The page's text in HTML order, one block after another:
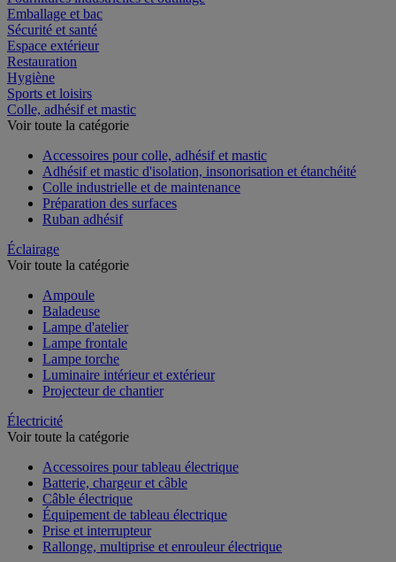
Emballage et bac
Sécurité et santé
Espace extérieur
Restauration
Hygiène
Sports et loisirs
Colle, adhésif et mastic
Voir toute la catégorie
Accessoires pour colle, adhésif et mastic
Adhésif et mastic d'isolation, insonorisation et étanchéité
Colle industrielle et de maintenance
Préparation des surfaces
Ruban adhésif
Éclairage
Voir toute la catégorie
Ampoule
Baladeuse
Lampe d'atelier
Lampe frontale
Lampe torche
Luminaire intérieur et extérieur
Projecteur de chantier
Électricité
Voir toute la catégorie
Accessoires pour tableau électrique
Batterie, chargeur et câble
Câble électrique
Équipement de tableau électrique
Prise et interrupteur
Rallonge, multiprise et enrouleur électrique